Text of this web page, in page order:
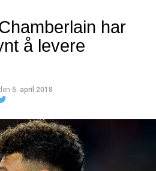
har
å levere
5. april 2018